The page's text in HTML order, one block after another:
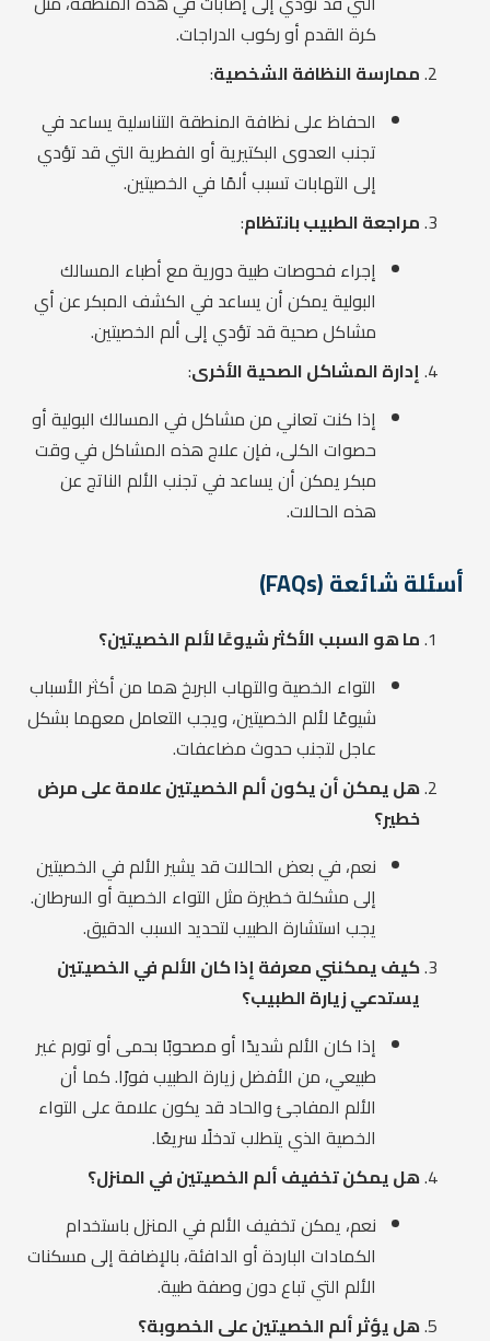
كرة القدم أو ركوب الدراجات.
ممارسة النظافة الشخصية:
الحفاظ على نظافة المنطقة التناسلية يساعد في
تجنب العدوى البكتيرية أو الفطرية التي قد تؤدي
إلى التهابات تسبب ألمًا في الخصيتين.
مراجعة الطبيب بانتظام:
إجراء فحوصات طبية دورية مع أطباء المسالك
البولية يمكن أن يساعد في الكشف المبكر عن أي
مشاكل صحية قد تؤدي إلى ألم الخصيتين.
إدارة المشاكل الصحية الأخرى:
إذا كنت تعاني من مشاكل في المسالك البولية أو
حصوات الكلى، فإن علاج هذه المشاكل في وقت
مبكر يمكن أن يساعد في تجنب الألم الناتج عن
هذه الحالات.
أسئلة شائعة (FAQs)
ما هو السبب الأكثر شيوعًا لألم الخصيتين؟
التواء الخصية والتهاب البربخ هما من أكثر الأسباب
شيوعًا لألم الخصيتين، ويجب التعامل معهما بشكل
عاجل لتجنب حدوث مضاعفات.
هل يمكن أن يكون ألم الخصيتين علامة على مرض
خطير؟
نعم، في بعض الحالات قد يشير الألم في الخصيتين
إلى مشكلة خطيرة مثل التواء الخصية أو السرطان.
يجب استشارة الطبيب لتحديد السبب الدقيق.
كيف يمكنني معرفة إذا كان الألم في الخصيتين
يستدعي زيارة الطبيب؟
إذا كان الألم شديدًا أو مصحوبًا بحمى أو تورم غير
طبيعي، من الأفضل زيارة الطبيب فورًا. كما أن
الألم المفاجئ والحاد قد يكون علامة على التواء
الخصية الذي يتطلب تدخلًا سريعًا.
هل يمكن تخفيف ألم الخصيتين في المنزل؟
نعم، يمكن تخفيف الألم في المنزل باستخدام
الكمادات الباردة أو الدافئة، بالإضافة إلى مسكنات
الألم التي تباع دون وصفة طبية.
هل يؤثر ألم الخصيتين على الخصوبة؟